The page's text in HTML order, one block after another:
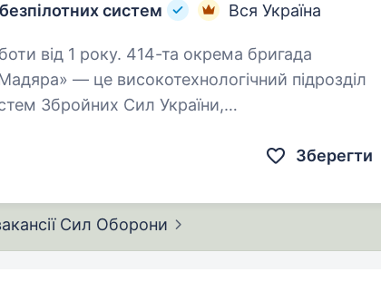
систем
Вся Україна
та окрема бригада
— це високотехнологічний підрозділ
Збройних Сил України,
Зберегти
Сил Оборони